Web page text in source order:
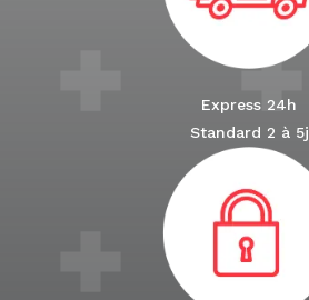
Express 24h
Standard 2 à 5j